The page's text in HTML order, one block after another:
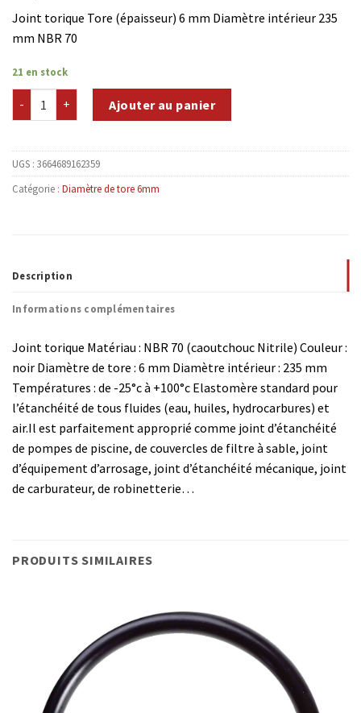
Joint torique Tore (épaisseur) 6 mm Diamètre intérieur 235
mm NBR 70
21 en stock
Ajouter au panier
UGS : 3664689162359
Catégorie : Diamètre de tore 6mm
Description
Informations complémentaires
Joint torique Matériau : NBR 70 (caoutchouc Nitrile) Couleur :
noir Diamètre de tore : 6 mm Diamètre intérieur : 235 mm
Températures : de -25°c à +100°c Elastomère standard pour
l’étanchéité de tous fluides (eau, huiles, hydrocarbures) et
air.Il est parfaitement approprié comme joint d’étanchéité
de pompes de piscine, de couvercles de filtre à sable, joint
d’équipement d’arrosage, joint d’étanchéité mécanique, joint
de carburateur, de robinetterie…
PRODUITS SIMILAIRES